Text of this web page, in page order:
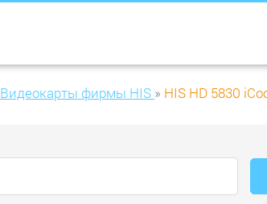
Видеокарты фирмы HIS » HIS HD 5830